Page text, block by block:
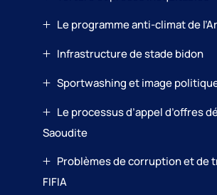
Le programme anti-climat de
Infrastructure de stade bidon
Sportwashing et image
Le processus d’appel d’offres
Saoudite
Problèmes de corruption et de
FIFIA